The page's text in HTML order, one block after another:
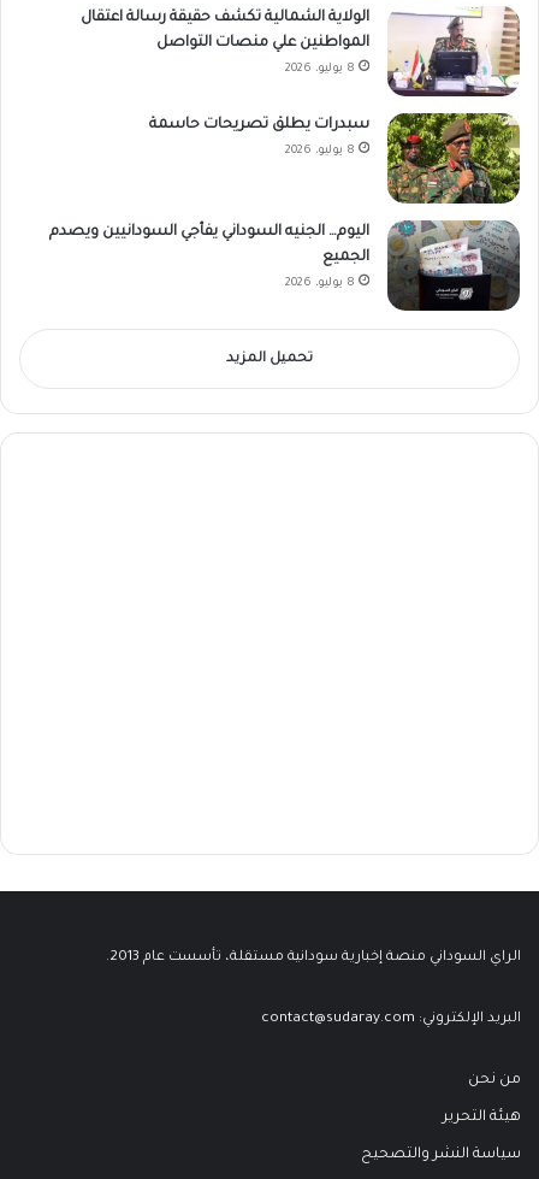
الولاية الشمالية تكشف حقيقة رسالة اعتقال
المواطنين علي منصات التواصل
8 يوليو، 2026
سبدرات يطلق تصريحات حاسمة
8 يوليو، 2026
اليوم… الجنيه السوداني يفأجي السودانيين ويصدم
الجميع
8 يوليو، 2026
تحميل المزيد
الراي السوداني منصة إخبارية سودانية مستقلة، تأسست عام 2013.
البريد الإلكتروني: contact@sudaray.com
من نحن
هيئة التحرير
سياسة النشر والتصحيح